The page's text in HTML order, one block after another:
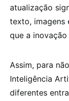
atualização
texto, imagens
que a
Assim, para
Inteligência
diferentes